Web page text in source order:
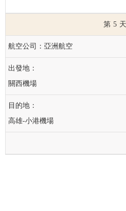
5
亞洲航空
關西機場
高雄-小港機場